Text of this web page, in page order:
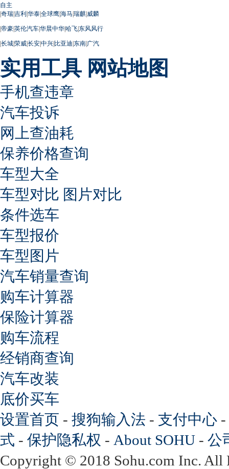
自主
|奇瑞|吉利|华泰|全球鹰|海马|瑞麒|威麟
|帝豪|英伦汽车|华晨中华|哈飞|东风风行
|长城|荣威|长安|中兴|比亚迪|东南|广汽
实用工具 网站地图
手机查违章
汽车投诉
网上查油耗
保养价格查询
车型大全
车型对比 图片对比
条件选车
车型报价
车型图片
汽车销量查询
购车计算器
保险计算器
购车流程
经销商查询
汽车改装
底价买车
设置首页 - 搜狗输入法 - 支付中心 -
式 - 保护隐私权 - About SOHU - 公
Copyright © 2018 Sohu.com Inc.